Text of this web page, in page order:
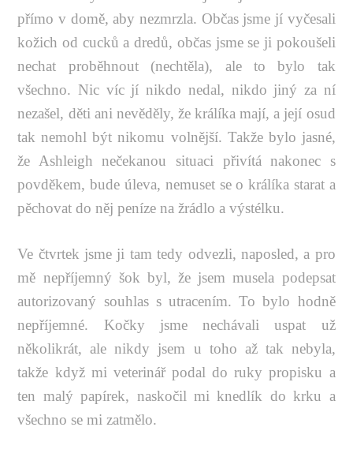
přímo v domě, aby nezmrzla. Občas jsme jí vyčesali
kožich od cucků a dredů, občas jsme se ji pokoušeli
nechat proběhnout (nechtěla), ale to bylo tak
všechno. Nic víc jí nikdo nedal, nikdo jiný za ní
nezašel, děti ani nevěděly, že králíka mají, a její osud
tak nemohl být nikomu volnější. Takže bylo jasné,
že Ashleigh nečekanou situaci přivítá nakonec s
povděkem, bude úleva, nemuset se o králíka starat a
pěchovat do něj peníze na žrádlo a výstélku.
Ve čtvrtek jsme ji tam tedy odvezli, naposled, a pro
mě nepříjemný šok byl, že jsem musela podepsat
autorizovaný souhlas s utracením. To bylo hodně
nepříjemné. Kočky jsme nechávali uspat už
několikrát, ale nikdy jsem u toho až tak nebyla,
takže když mi veterinář podal do ruky propisku a
ten malý papírek, naskočil mi knedlík do krku a
všechno se mi zatmělo.